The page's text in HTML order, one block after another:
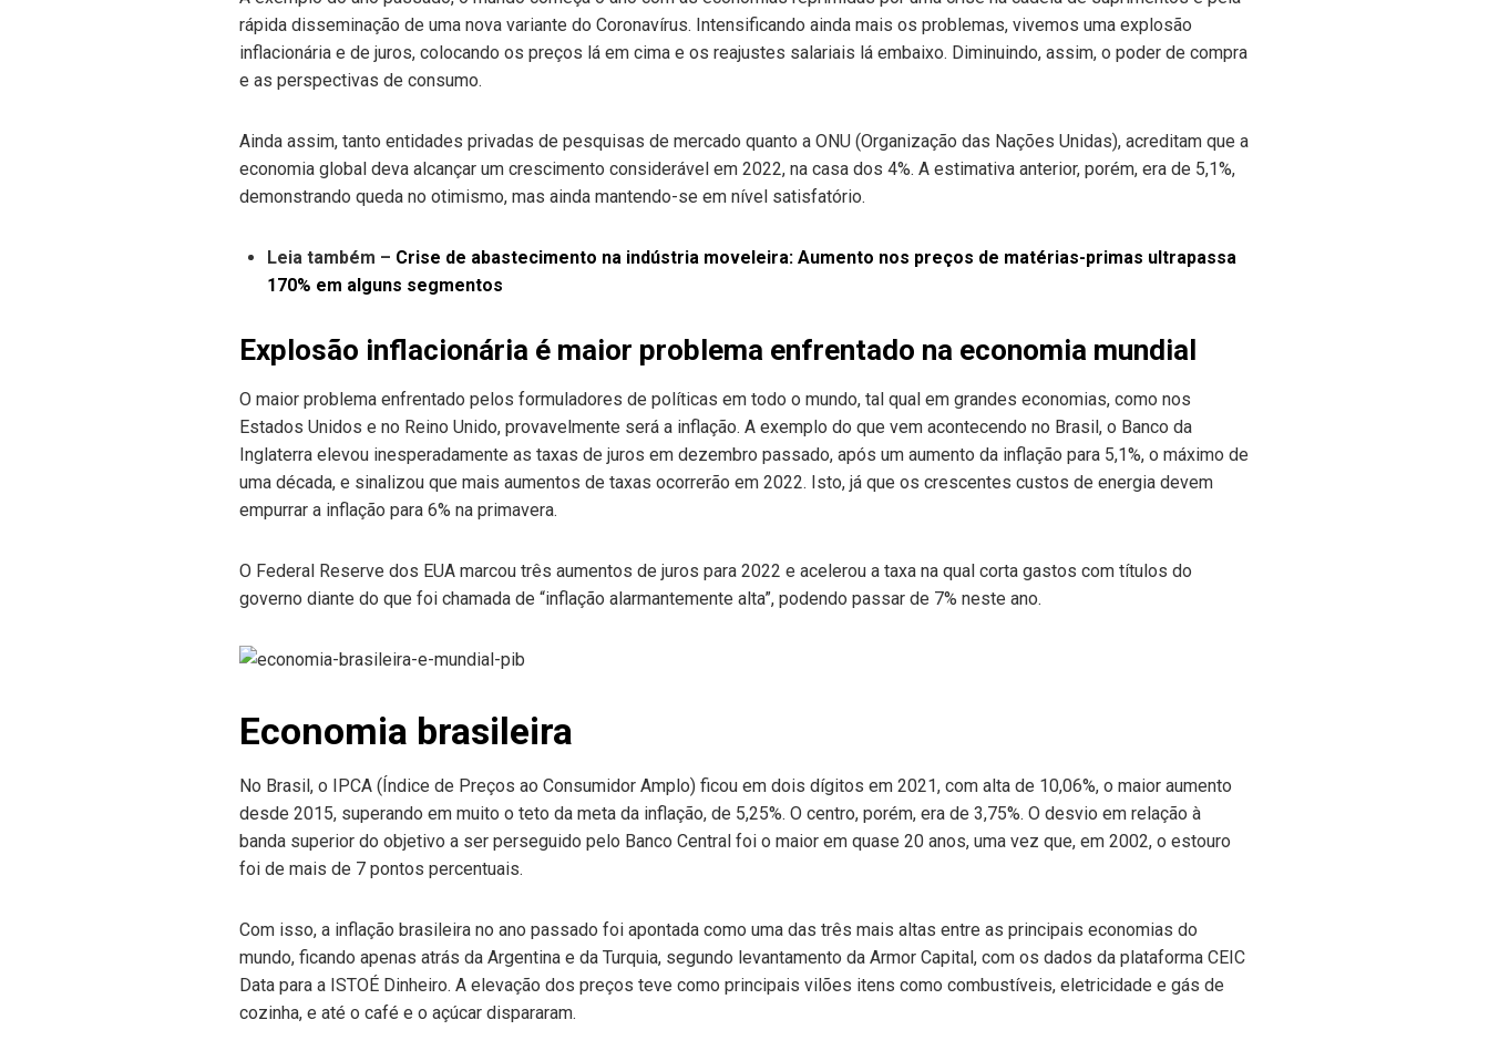
rápida disseminação de uma nova variante do Coronavírus. Intensificando ainda mais os problemas, vivemos uma explosão
inflacionária e de juros, colocando os preços lá em cima e os reajustes salariais lá embaixo. Diminuindo, assim, o poder de compra
e as perspectivas de consumo.
Ainda assim, tanto entidades privadas de pesquisas de mercado quanto a ONU (Organização das Nações Unidas), acreditam que a
economia global deva alcançar um crescimento considerável em 2022, na casa dos 4%. A estimativa anterior, porém, era de 5,1%,
demonstrando queda no otimismo, mas ainda mantendo-se em nível satisfatório.
Leia também – Crise de abastecimento na indústria moveleira: Aumento nos preços de matérias-primas ultrapassa
170% em alguns segmentos
Explosão inflacionária é maior problema enfrentado na economia mundial
O maior problema enfrentado pelos formuladores de políticas em todo o mundo, tal qual em grandes economias, como nos
Estados Unidos e no Reino Unido, provavelmente será a inflação. A exemplo do que vem acontecendo no Brasil, o Banco da
Inglaterra elevou inesperadamente as taxas de juros em dezembro passado, após um aumento da inflação para 5,1%, o máximo de
uma década, e sinalizou que mais aumentos de taxas ocorrerão em 2022. Isto, já que os crescentes custos de energia devem
empurrar a inflação para 6% na primavera.
O Federal Reserve dos EUA marcou três aumentos de juros para 2022 e acelerou a taxa na qual corta gastos com títulos do
governo diante do que foi chamada de “inflação alarmantemente alta”, podendo passar de 7% neste ano.
Economia brasileira
No Brasil, o IPCA (Índice de Preços ao Consumidor Amplo) ficou em dois dígitos em 2021, com alta de 10,06%, o maior aumento
desde 2015, superando em muito o teto da meta da inflação, de 5,25%. O centro, porém, era de 3,75%. O desvio em relação à
banda superior do objetivo a ser perseguido pelo Banco Central foi o maior em quase 20 anos, uma vez que, em 2002, o estouro
foi de mais de 7 pontos percentuais.
Com isso, a inflação brasileira no ano passado foi apontada como uma das três mais altas entre as principais economias do
mundo, ficando apenas atrás da Argentina e da Turquia, segundo levantamento da Armor Capital, com os dados da plataforma CEIC
Data para a ISTOÉ Dinheiro. A elevação dos preços teve como principais vilões itens como combustíveis, eletricidade e gás de
cozinha, e até o café e o açúcar dispararam.